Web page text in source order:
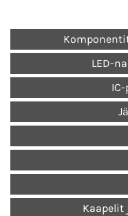
LED-
Kaapelit